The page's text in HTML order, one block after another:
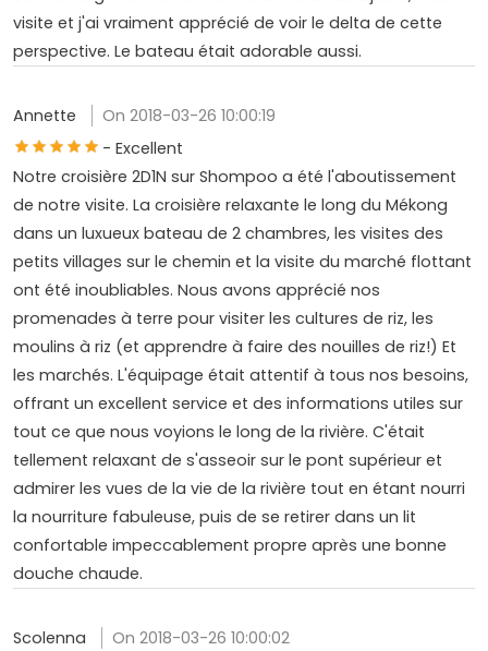
visite et j'ai vraiment apprécié de voir le delta de cette
perspective. Le bateau était adorable aussi.
Annette
On 2018-03-26 10:00:19
- Excellent
Notre croisière 2D1N sur Shompoo a été l'aboutissement
de notre visite. La croisière relaxante le long du Mékong
dans un luxueux bateau de 2 chambres, les visites des
petits villages sur le chemin et la visite du marché flottant
ont été inoubliables. Nous avons apprécié nos
promenades à terre pour visiter les cultures de riz, les
moulins à riz (et apprendre à faire des nouilles de riz!) Et
les marchés. L'équipage était attentif à tous nos besoins,
offrant un excellent service et des informations utiles sur
tout ce que nous voyions le long de la rivière. C'était
tellement relaxant de s'asseoir sur le pont supérieur et
admirer les vues de la vie de la rivière tout en étant nourri
la nourriture fabuleuse, puis de se retirer dans un lit
confortable impeccablement propre après une bonne
douche chaude.
Scolenna
On 2018-03-26 10:00:02